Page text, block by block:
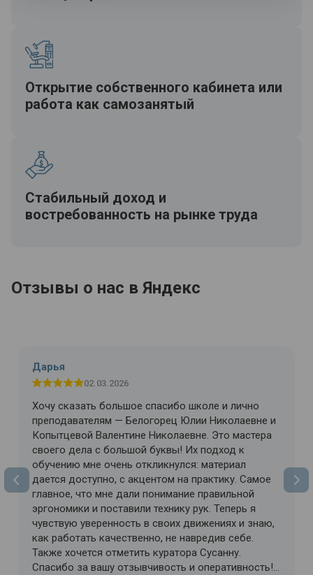
Открытие собственного кабинета или
работа как самозанятый
Стабильный доход и
востребованность на рынке труда
Отзывы о нас в Яндекс
Дарья
02.03.2026
Хочу сказать большое спасибо школе и лично
преподавателям — Белогорец Юлии Николаевне и
Копытцевой Валентине Николаевне. Это мастера
своего дела с большой буквы! Их подход к
обучению мне очень откликнулся: материал
дается доступно, с акцентом на практику. Самое
главное, что мне дали понимание правильной
эргономики и поставили технику рук. Теперь я
чувствую уверенность в своих движениях и знаю,
как работать качественно, не навредив себе.
Также хочется отметить куратора Сусанну.
Спасибо за вашу отзывчивость и оперативность!